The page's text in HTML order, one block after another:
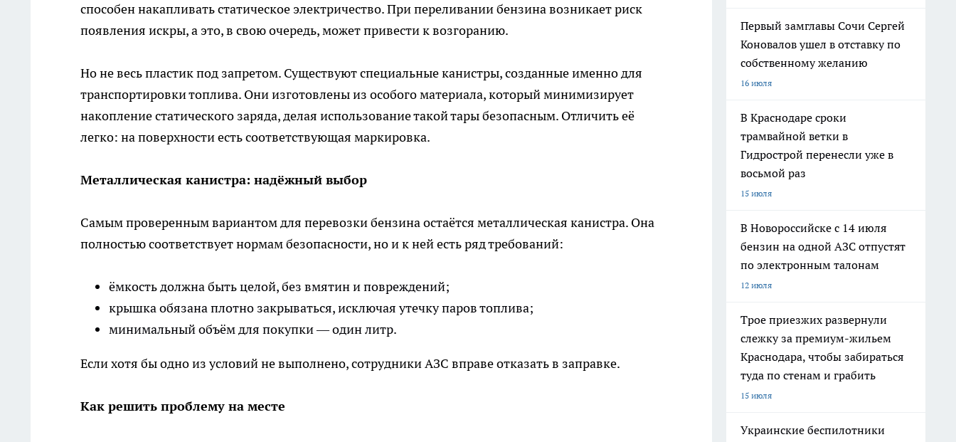
способен накапливать статическое электричество. При переливании бензина возникает риск
появления искры, а это, в свою очередь, может привести к возгоранию.
Но не весь пластик под запретом. Существуют специальные канистры, созданные именно для
транспортировки топлива. Они изготовлены из особого материала, который минимизирует
накопление статического заряда, делая использование такой тары безопасным. Отличить её
легко: на поверхности есть соответствующая маркировка.
Металлическая канистра: надёжный выбор
Самым проверенным вариантом для перевозки бензина остаётся металлическая канистра. Она
полностью соответствует нормам безопасности, но и к ней есть ряд требований:
ёмкость должна быть целой, без вмятин и повреждений;
крышка обязана плотно закрываться, исключая утечку паров топлива;
минимальный объём для покупки — один литр.
Если хотя бы одно из условий не выполнено, сотрудники АЗС вправе отказать в заправке.
Как решить проблему на месте
Первый замглавы Сочи Сергей
Коновалов ушел в отставку по
собственному желанию
16 июля
В Краснодаре сроки
трамвайной ветки в
Гидрострой перенесли уже в
восьмой раз
15 июля
В Новороссийске с 14 июля
бензин на одной АЗС отпустят
по электронным талонам
12 июля
Трое приезжих развернули
слежку за премиум-жильем
Краснодара, чтобы забираться
туда по стенам и грабить
15 июля
Украинские беспилотники